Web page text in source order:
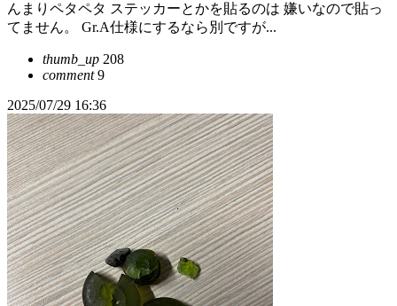
んまりペタペタ ステッカーとかを貼るのは 嫌いなので貼っ
てません。 Gr.A仕様にするなら別ですが...
thumb_up 208
comment9
2025/07/29 16:36